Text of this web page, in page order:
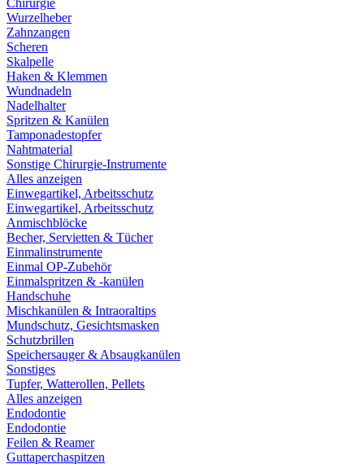
Chirurgie
Wurzelheber
Zahnzangen
Scheren
Skalpelle
Haken & Klemmen
Wundnadeln
Nadelhalter
Spritzen & Kanülen
Tamponadestopfer
Nahtmaterial
Sonstige Chirurgie-Instrumente
Alles anzeigen
Einwegartikel, Arbeitsschutz
Einwegartikel, Arbeitsschutz
Anmischblöcke
Becher, Servietten & Tücher
Einmalinstrumente
Einmal OP-Zubehör
Einmalspritzen & -kanülen
Handschuhe
Mischkanülen & Intraoraltips
Mundschutz, Gesichtsmasken
Schutzbrillen
Speichersauger & Absaugkanülen
Sonstiges
Tupfer, Watterollen, Pellets
Alles anzeigen
Endodontie
Endodontie
Feilen & Reamer
Guttaperchaspitzen